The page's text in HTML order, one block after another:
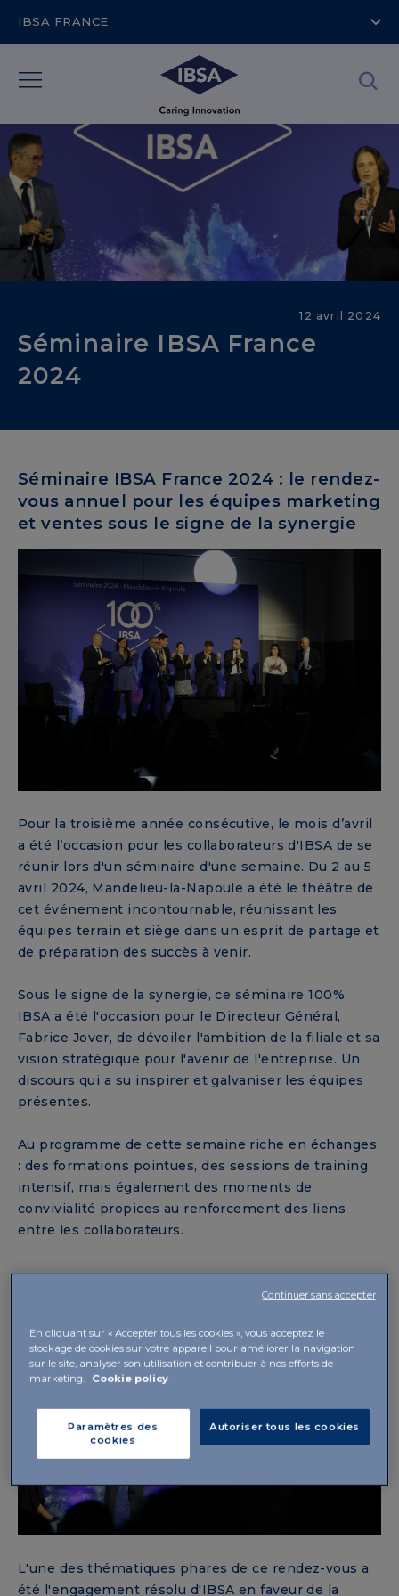
IBSA FRANCE
12 avril 2024
Séminaire IBSA France
2024
Séminaire IBSA France 2024 : le rendez-
vous annuel pour les équipes marketing
et ventes sous le signe de la synergie
Pour la troisième année consécutive, le mois d’avril
a été l’occasion pour les collaborateurs d'IBSA de se
réunir lors d'un séminaire d'une semaine. Du 2 au 5
avril 2024, Mandelieu-la-Napoule a été le théâtre de
cet événement incontournable, réunissant les
équipes terrain et siège dans un esprit de partage et
de préparation des succès à venir.
Sous le signe de la synergie, ce séminaire 100%
IBSA a été l'occasion pour le Directeur Général,
Fabrice Jover, de dévoiler l'ambition de la filiale et sa
vision stratégique pour l'avenir de l'entreprise. Un
discours qui a su inspirer et galvaniser les équipes
présentes.
Au programme de cette semaine riche en échanges
: des formations pointues, des sessions de training
intensif, mais également des moments de
convivialité propices au renforcement des liens
entre les collaborateurs.
L'une des thématiques phares de ce rendez-vous a
été l'engagement résolu d'IBSA en faveur de la
En cliquant sur « Accepter tous les cookies », vous acceptez le
stockage de cookies sur votre appareil pour améliorer la navigation
sur le site, analyser son utilisation et contribuer à nos efforts de
marketing.
Cookie policy
Paramètres des
cookies
Autoriser tous les cookies
Continuer sans accepter